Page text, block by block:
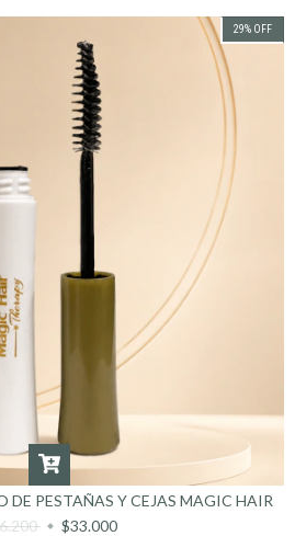
29% OFF
DE PESTAÑAS Y CEJAS MAGIC HAIR
$33.000